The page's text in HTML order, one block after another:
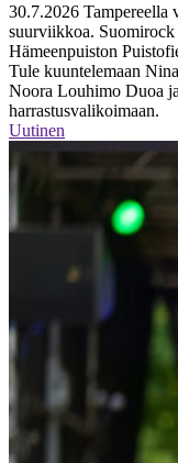
30.7.2026 Tampereella
suurviikkoa. Suomirock
Hämeenpuiston
Tule kuuntelemaan
Noora Louhimo Duoa
harrastusvalikoimaan.
Uutinen